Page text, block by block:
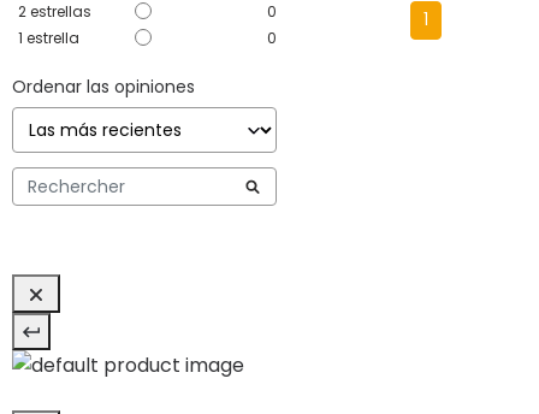
2estrellas
0
1 estrella 0
Ordenar las opiniones
1